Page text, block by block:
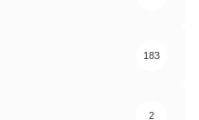
183
2